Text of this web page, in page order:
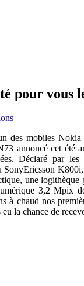
pour vous
des mobiles
annoncé cet été
Déclaré par les
SonyEricsson
une
3,2 Mpix
à chaud nos
la chance de